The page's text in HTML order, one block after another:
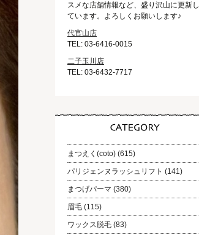
スメな店舗情報など、盛り沢山に更新し
ています。よろしくお願いします♪
代官山店
TEL: 03-6416-0015
二子玉川店
TEL: 03-6432-7717
まつえく(coto) (615)
パリジェンヌラッシュリフト (141)
まつげパーマ (380)
眉毛 (115)
ワックス脱毛 (83)